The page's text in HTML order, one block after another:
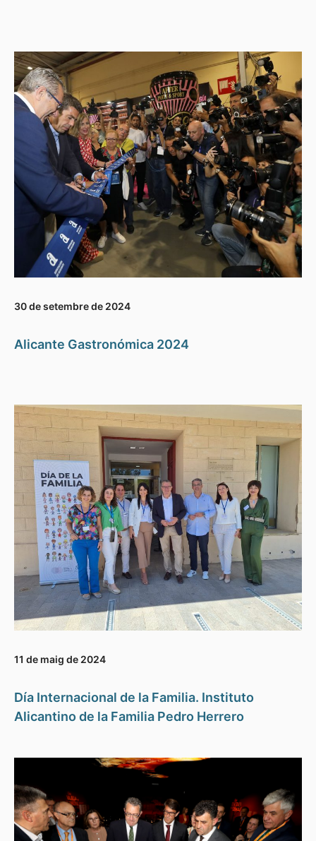
30 de setembre de 2024
Alicante Gastronómica 2024
11 de maig de 2024
Día Internacional de la Familia. Instituto
Alicantino de la Familia Pedro Herrero